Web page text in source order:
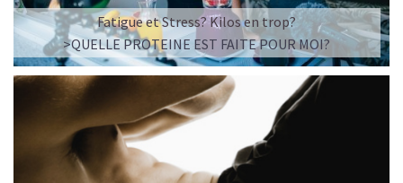
☕ LATTE MACCHIATO GLACÉ
Fatigue et Stress? Kilos en trop?
>QUELLE PROTEINE EST FAITE POUR MOI?